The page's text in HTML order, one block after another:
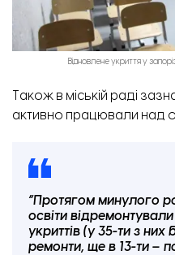
Відновлене укриття у
Також в міській раді
активно працювали над
“Протягом минулого
освіти
укриттів (у 35-ти з них
ремонти, ще в 13-ти –